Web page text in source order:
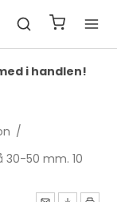
i handlen!
/
50 mm. 10